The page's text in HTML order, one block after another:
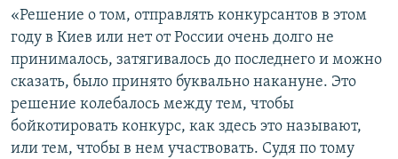
«Решение о том, отправлять конкурсантов в этом
году в Киев или нет от России очень долго не
принималось, затягивалось до последнего и можно
сказать, было принято буквально накануне. Это
решение колебалось между тем, чтобы
бойкотировать конкурс, как здесь это называют,
или тем, чтобы в нем участвовать. Судя по тому